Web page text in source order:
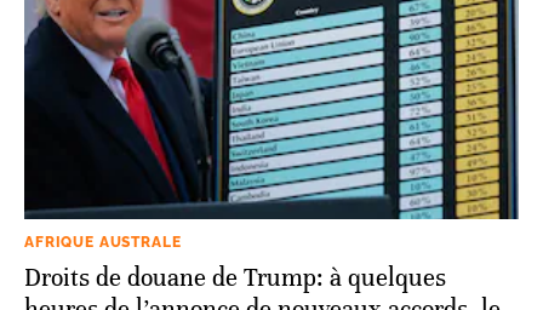
AFRIQUE AUSTRALE
Droits de douane de Trump: à quelques